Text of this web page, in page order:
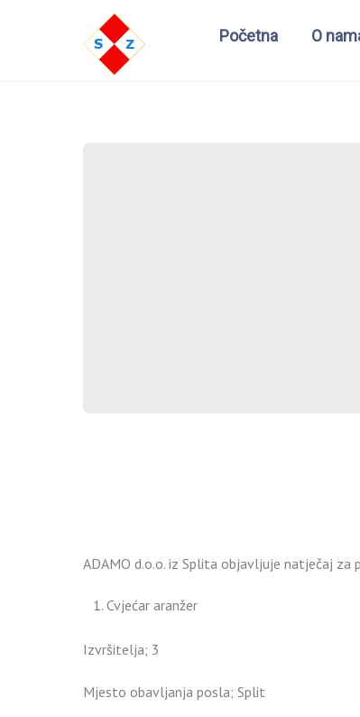
Početna O
ADAMO d.o.o. iz Splita objavljuje natječaj za
Cvjećar aranžer
Izvršitelja; 3
Mjesto obavljanja posla; Split